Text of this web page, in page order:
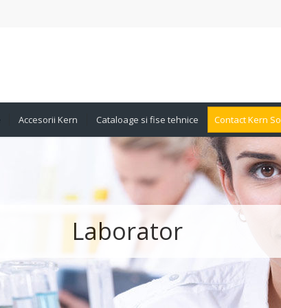
Accesorii Kern Cataloage si fise tehnice Contact Kern
Laborator